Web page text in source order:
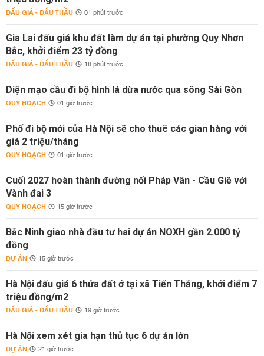
ĐẤU GIÁ - ĐẤU THẦU 01 phút trước
Gia Lai đấu giá khu đất làm dự án tại phường Quy Nhơn
Bắc, khởi điểm 23 tỷ đồng
ĐẤU GIÁ - ĐẤU THẦU 18 phút trước
Diện mạo cầu đi bộ hình lá dừa nước qua sông Sài Gòn
QUY HOẠCH 01 giờ trước
Phố đi bộ mới của Hà Nội sẽ cho thuê các gian hàng với
giá 2 triệu/tháng
QUY HOẠCH 01 giờ trước
Cuối 2027 hoàn thành đường nối Pháp Vân - Cầu Giẽ với
Vành đai 3
QUY HOẠCH 15 giờ trước
Bắc Ninh giao nhà đầu tư hai dự án NOXH gần 2.000 tỷ
đồng
DỰ ÁN 15 giờ trước
Hà Nội đấu giá 6 thửa đất ở tại xã Tiến Thắng, khởi điểm 7
triệu đồng/m2
ĐẤU GIÁ - ĐẤU THẦU 19 giờ trước
Hà Nội xem xét gia hạn thủ tục 6 dự án lớn
DỰ ÁN 21 giờ trước